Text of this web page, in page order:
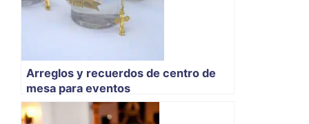
Arreglos y recuerdos de centro de
mesa para eventos